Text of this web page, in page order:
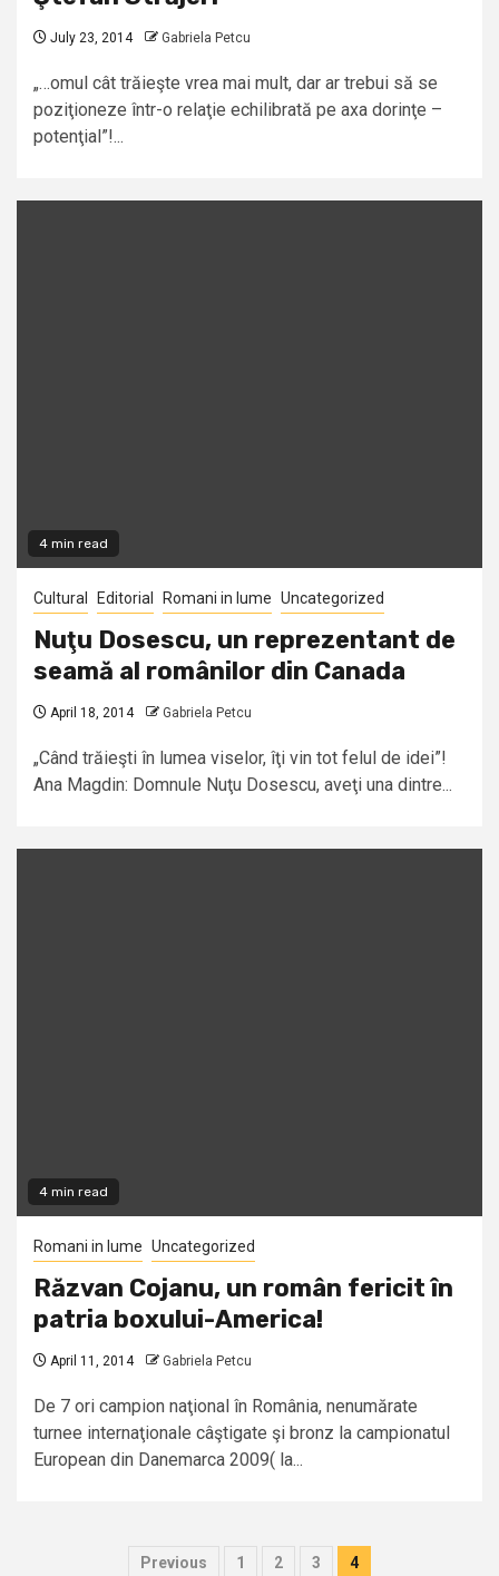
July 23, 2014 Gabriela Petcu
„…omul cât trăieşte vrea mai mult, dar ar trebui să se
poziţioneze într-o relaţie echilibrată pe axa dorinţe –
potenţial”!...
4 min read
Cultural Editorial Romani in lume Uncategorized
Nuţu Dosescu, un reprezentant de
seamă al românilor din Canada
April 18, 2014 Gabriela Petcu
„Când trăieşti în lumea viselor, îţi vin tot felul de idei”!
Ana Magdin: Domnule Nuţu Dosescu, aveţi una dintre...
4 min read
Romani in lume Uncategorized
Răzvan Cojanu, un român fericit în
patria boxului-America!
April 11, 2014 Gabriela Petcu
De 7 ori campion naţional în România, nenumărate
turnee internaţionale câştigate şi bronz la campionatul
European din Danemarca 2009( la...
Posts
Previous 1 2 3 4